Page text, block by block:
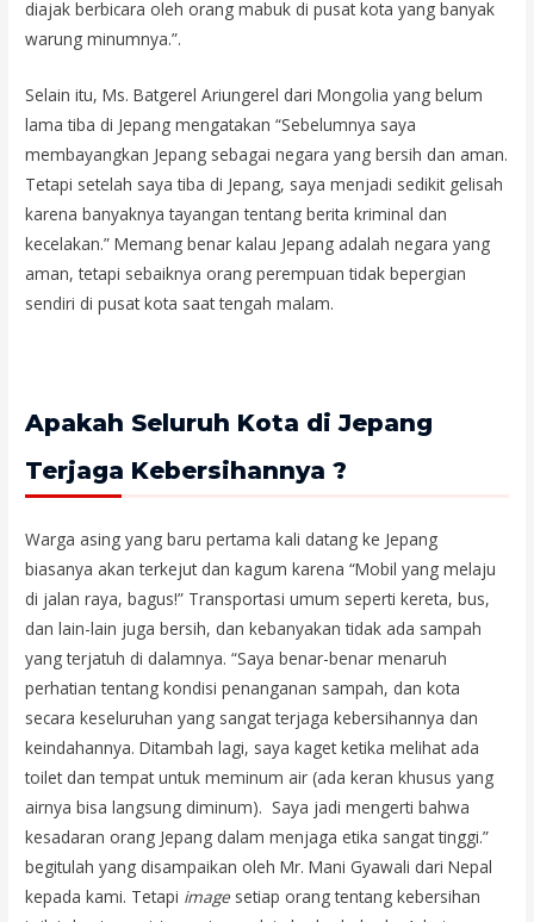
diajak berbicara oleh orang mabuk di pusat kota yang banyak
warung minumnya.”.
Selain itu, Ms. Batgerel Ariungerel dari Mongolia yang belum
lama tiba di Jepang mengatakan “Sebelumnya saya
membayangkan Jepang sebagai negara yang bersih dan aman.
Tetapi setelah saya tiba di Jepang, saya menjadi sedikit gelisah
karena banyaknya tayangan tentang berita kriminal dan
kecelakan.” Memang benar kalau Jepang adalah negara yang
aman, tetapi sebaiknya orang perempuan tidak bepergian
sendiri di pusat kota saat tengah malam.
Apakah Seluruh Kota di Jepang
Terjaga Kebersihannya ?
Warga asing yang baru pertama kali datang ke Jepang
biasanya akan terkejut dan kagum karena “Mobil yang melaju
di jalan raya, bagus!” Transportasi umum seperti kereta, bus,
dan lain-lain juga bersih, dan kebanyakan tidak ada sampah
yang terjatuh di dalamnya. “Saya benar-benar menaruh
perhatian tentang kondisi penanganan sampah, dan kota
secara keseluruhan yang sangat terjaga kebersihannya dan
keindahannya. Ditambah lagi, saya kaget ketika melihat ada
toilet dan tempat untuk meminum air (ada keran khusus yang
airnya bisa langsung diminum). Saya jadi mengerti bahwa
kesadaran orang Jepang dalam menjaga etika sangat tinggi.”
begitulah yang disampaikan oleh Mr. Mani Gyawali dari Nepal
kepada kami. Tetapi image setiap orang tentang kebersihan